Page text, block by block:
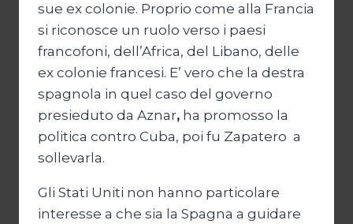
sue ex colonie. Proprio come alla Francia
si riconosce un ruolo verso i paesi
francofoni, dell’Africa, del Libano, delle
ex colonie francesi. E’ vero che la destra
spagnola in quel caso del governo
presieduto da Aznar, ha promosso la
politica contro Cuba, poi fu Zapatero a
sollevarla.
Gli Stati Uniti non hanno particolare
interesse a che sia la Spagna a guidare